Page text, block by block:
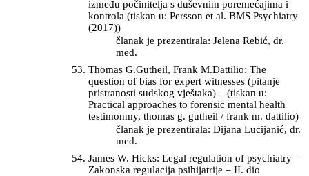
između počinitelja s duševnim poremećajima i
kontrola (tiskan u: Persson et al. BMS Psychiatry
(2017))
članak je prezentirala: Jelena Rebić, dr.
med.
Thomas G.Gutheil, Frank M.Dattilio: The
question of bias for expert witnesses (pitanje
pristranosti sudskog vještaka) – (tiskan u:
Practical approaches to forensic mental health
testimonmy, thomas g. gutheil / frank m. dattilio)
članak je prezentirala: Dijana Lucijanić, dr.
med.
James W. Hicks: Legal regulation of psychiatry –
Zakonska regulacija psihijatrije – II. dio